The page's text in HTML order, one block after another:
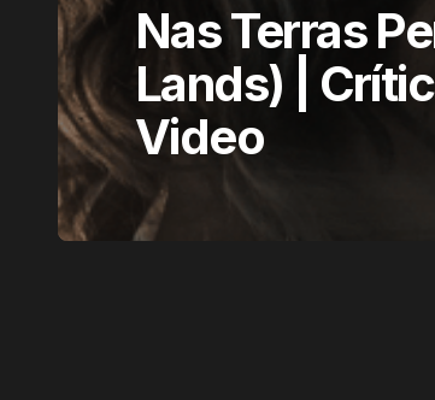
Nas Terras
Lands) |
Video